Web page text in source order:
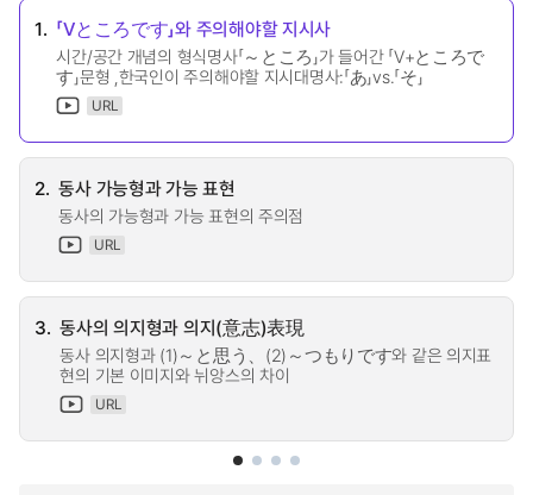
1. 「Vところです」와 주의해야할 지시사
시간/공간 개념의 형식명사「～ところ」가 들어간 「V+ところで
す」문형 ,한국인이 주의해야할 지시대명사:「あ」vs.「そ」
URL
2. 동사 가능형과 가능 표현
동사의 가능형과 가능 표현의 주의점
URL
3. 동사의 의지형과 의지(意志)表現
동사 의지형과 (1)～と思う、(2)～つもりです와 같은 의지표
현의 기본 이미지와 뉘앙스의 차이
URL